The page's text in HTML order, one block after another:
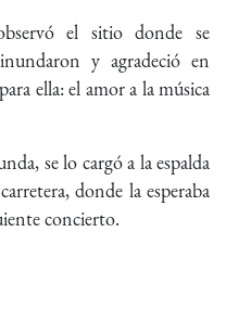
el sitio donde se
y agradeció en
ella: el amor a la música
se lo cargó a la espalda
donde la esperaba
concierto.